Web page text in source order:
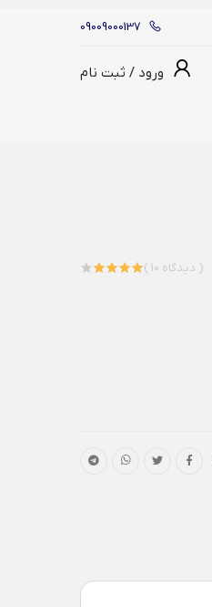
09009000137
ورود / ثبت نام
( 10 دیدگاه )